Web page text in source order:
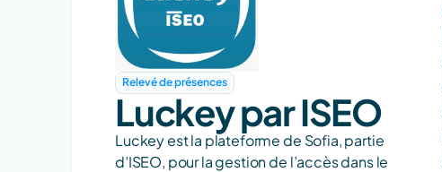
Relevé de présences
Luckey par ISEO
Luckey est la plateforme de Sofia, partie
d’ISEO, pour la gestion de l’accès dans le